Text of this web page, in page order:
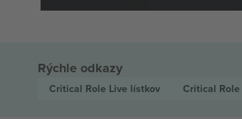
Rýchle odkazy
Critical Role Live lístkov Critical Role